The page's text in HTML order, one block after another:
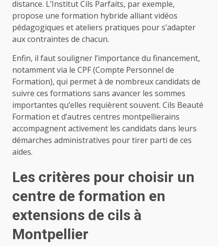
distance. L’Institut Cils Parfaits, par exemple,
propose une formation hybride alliant vidéos
pédagogiques et ateliers pratiques pour s’adapter
aux contraintes de chacun.
Enfin, il faut souligner l’importance du financement,
notamment via le CPF (Compte Personnel de
Formation), qui permet à de nombreux candidats de
suivre ces formations sans avancer les sommes
importantes qu’elles requièrent souvent. Cils Beauté
Formation et d’autres centres montpellierains
accompagnent activement les candidats dans leurs
démarches administratives pour tirer parti de ces
aides.
Les critères pour choisir un
centre de formation en
extensions de cils à
Montpellier